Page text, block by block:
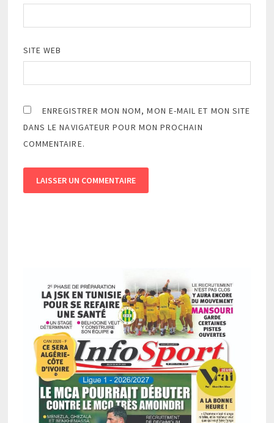
SITE WEB
ENREGISTRER MON NOM, MON E-MAIL ET MON SITE
DANS LE NAVIGATEUR POUR MON PROCHAIN
COMMENTAIRE.